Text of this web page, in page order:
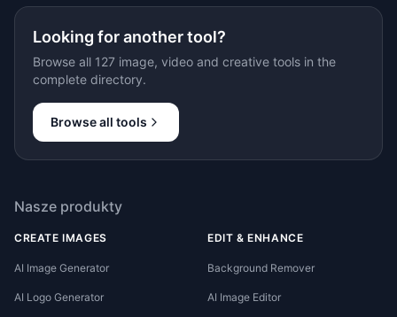
Looking for another tool?
Browse all 127 image, video and creative tools in the
complete directory.
Browse all tools
Nasze produkty
CREATE IMAGES
AI Image Generator
AI Logo Generator
EDIT & ENHANCE
Background Remover
AI Image Editor